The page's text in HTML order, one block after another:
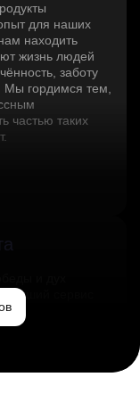
для наших
находить
жизнь людей
заботу
Мы гордимся тем,
частью таких
сервис